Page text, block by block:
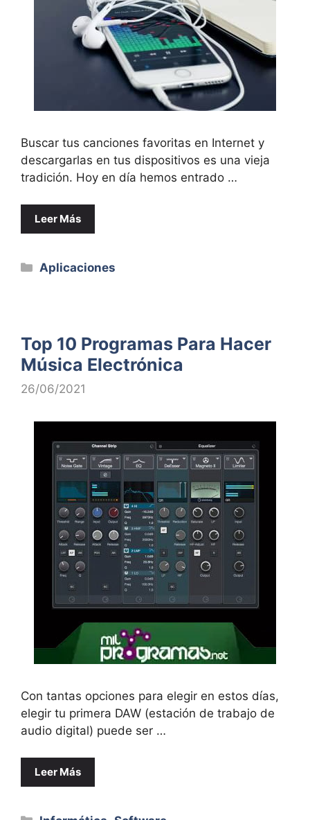
Buscar tus canciones favoritas en Internet y
descargarlas en tus dispositivos es una vieja
tradición. Hoy en día hemos entrado …
Leer Más
Categorías
Aplicaciones
Top 10 Programas Para Hacer
Música Electrónica
26/06/2021
Con tantas opciones para elegir en estos días,
elegir tu primera DAW (estación de trabajo de
audio digital) puede ser …
Leer Más